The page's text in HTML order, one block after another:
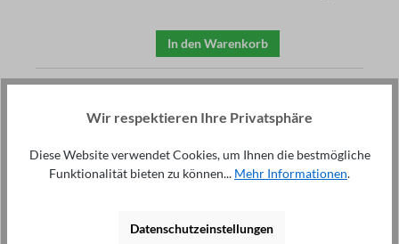
In den Warenkorb
EMV Filter SFI-0110-TB
IP20 Schutzart
Nennstrom: 110 A (Nennstrom
Frequenzumrichter)
Wir respektieren Ihre Privatsphäre
Diese Website verwendet Cookies, um Ihnen die bestmögliche
Funktionalität bieten zu können... Mehr Informationen.
Datenschutzeinstellungen